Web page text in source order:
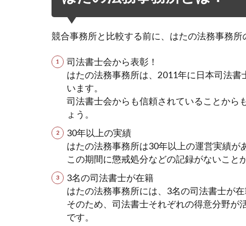
競合事務所と比較する前に、はたの法務事務所
司法書士会から表彰！
はたの法務事務所は、2011年に日本司法
います。
司法書士会からも信頼されていることから
ょう。
30年以上の実績
はたの法務事務所は30年以上の運営実績が
この期間に懲戒処分などの記録がないこと
3名の司法書士が在籍
はたの法務事務所には、3名の司法書士が在
そのため、司法書士それぞれの得意分野が
です。